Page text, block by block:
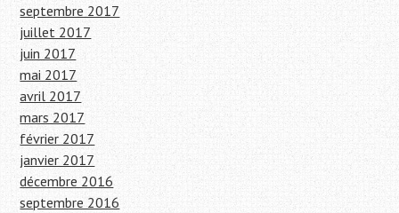
septembre 2017
juillet 2017
juin 2017
mai 2017
avril 2017
mars 2017
février 2017
janvier 2017
décembre 2016
septembre 2016